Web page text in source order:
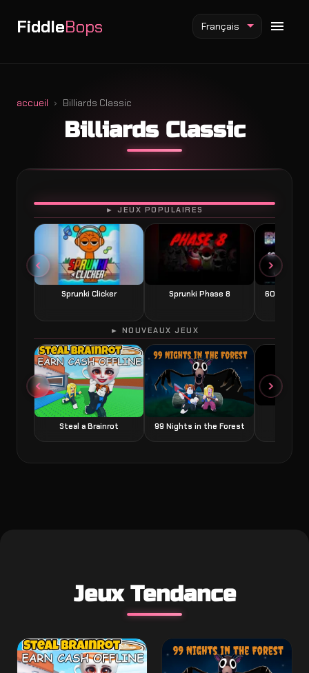
FiddleBops
Mod Fiddlebops
Mod Incredibox
Mod Sprunki
Français
accueil Billiards Classic
Billiards Classic
► JEUX POPULAIRES
Sprunki Clicker Sprunki Phase 8 60
JOUER
► NOUVEAUX JEUX
Steal a Brainrot 99 Nights in the Forest
Jeux Tendance